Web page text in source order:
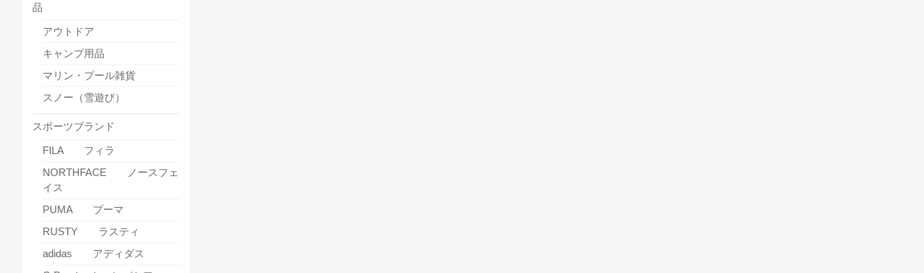
品
アウトドア
キャンプ用品
マリン・プール雑貨
スノー（雪遊び）
スポーツブランド
FILA フィラ
NORTHFACE ノースフェ
イス
PUMA プーマ
RUSTY ラスティ
adidas アディダス